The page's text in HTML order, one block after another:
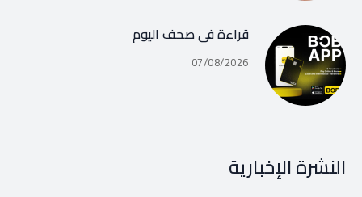
قراءة في صحف اليوم
07/08/2026
النشرة الإخبارية